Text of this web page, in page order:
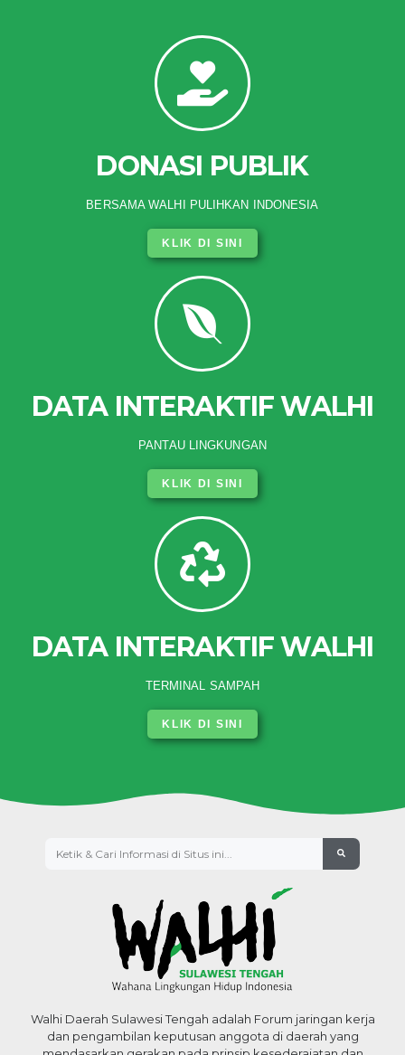
DONASI PUBLIK
BERSAMA WALHI PULIHKAN INDONESIA
KLIK DI SINI
DATA INTERAKTIF WALHI
PANTAU LINGKUNGAN
KLIK DI SINI
DATA INTERAKTIF WALHI
TERMINAL SAMPAH
KLIK DI SINI
Walhi Daerah Sulawesi Tengah adalah Forum jaringan kerja
dan pengambilan keputusan anggota di daerah yang